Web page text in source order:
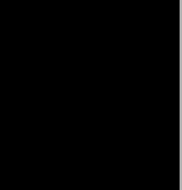
error en la sinopsis
cine: contribuyan
y compartan
conocen. Sus